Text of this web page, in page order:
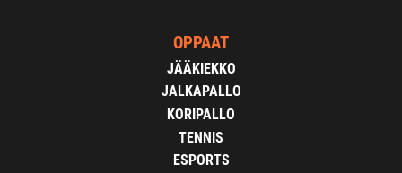
OPPAAT
JÄÄKIEKKO
JALKAPALLO
KORIPALLO
TENNIS
ESPORTS